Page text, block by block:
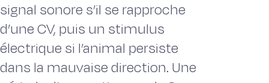
signal sonore s’il se rapproche
d’une CV, puis un stimulus
électrique si l’animal persiste
dans la mauvaise direction. Une